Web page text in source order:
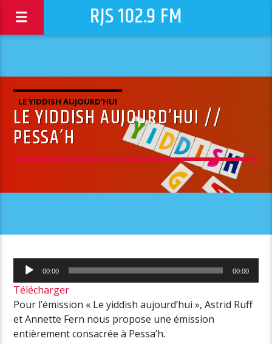
RJS 102.9 FM
LE YIDDISH AUJOURD’HUI
LE YIDDISH AUJOURD’HUI //
PESSA’H
Lecteur
audio
00:00 00:00
Télécharger
Pour l’émission « Le yiddish aujourd’hui », Astrid Ruff
et Annette Fern nous propose une émission
entièrement consacrée à Pessa’h.